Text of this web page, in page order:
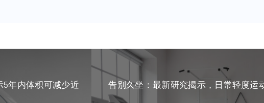
年内体积可减少近
告别久坐：最新研究揭示，日常轻度运